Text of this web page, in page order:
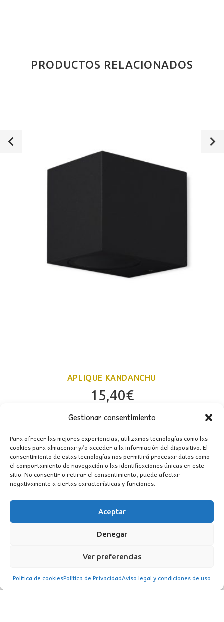
Gestionar consentimiento
Para ofrecer las mejores experiencias, utilizamos tecnologías como las
cookies para almacenar y/o acceder a la información del dispositivo. El
consentimiento de estas tecnologías nos permitirá procesar datos como
el comportamiento de navegación o las identificaciones únicas en este
sitio. No consentir o retirar el consentimiento, puede afectar
negativamente a ciertas características y funciones.
Aceptar
Denegar
Ver preferencias
Política de cookiesPolítica de PrivacidadAviso legal y condiciones de uso
PRODUCTOS RELACIONADOS
APLIQUE KANDANCHU
15,40€
WhatsApp
TikTok
Instagram